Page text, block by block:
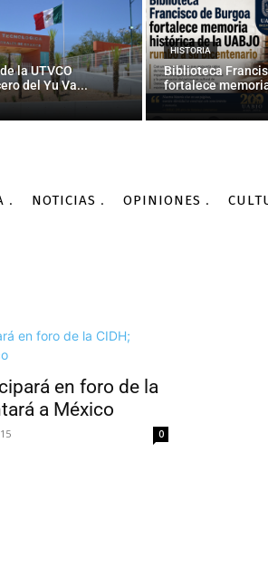
la UTVCO
del Yu Va...
HISTORIA
Biblioteca
fortalece
NOTICIAS OPINIONES
en foro de la
a México
0